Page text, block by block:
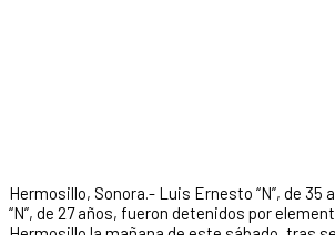
Hermosillo, Sonora.- Luis Ernesto “N”, de 35
“N”, de 27 años, fueron detenidos por